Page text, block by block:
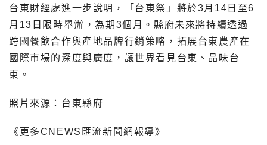
台東財經處進一步說明，「台東祭」將於3月14日至6
月13日限時舉辦，為期3個月。縣府未來將持續透過
跨國餐飲合作與產地品牌行銷策略，拓展台東農產在
國際市場的深度與廣度，讓世界看見台東、品味台
東。
照片來源：台東縣府
《更多CNEWS匯流新聞網報導》